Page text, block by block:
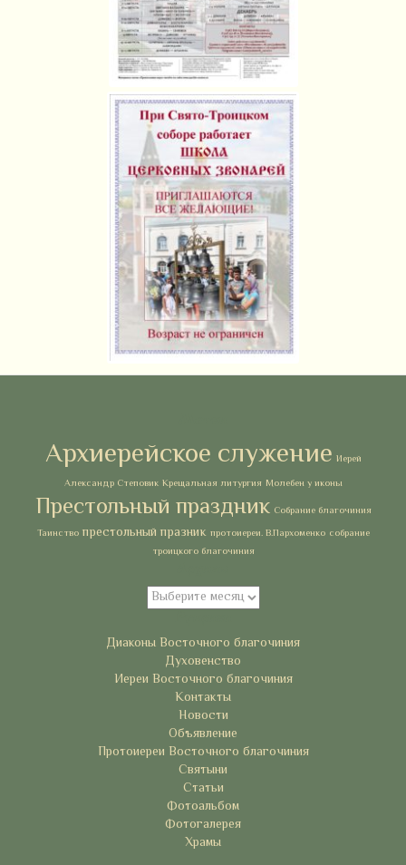
Архиерейское служение Иерей
Александр Степовик Крещальная литургия Молебен у иконы
Престольный праздник Собрание благочиния
Таинство престольный празник протоиереи. В.Пархоменко собрание
троицкого благочиния
Архивы
Диаконы Восточного благочиния
Духовенство
Иереи Восточного благочиния
Контакты
Новости
Объявление
Протоиереи Восточного благочиния
Святыни
Статьи
Фотоальбом
Фотогалерея
Храмы